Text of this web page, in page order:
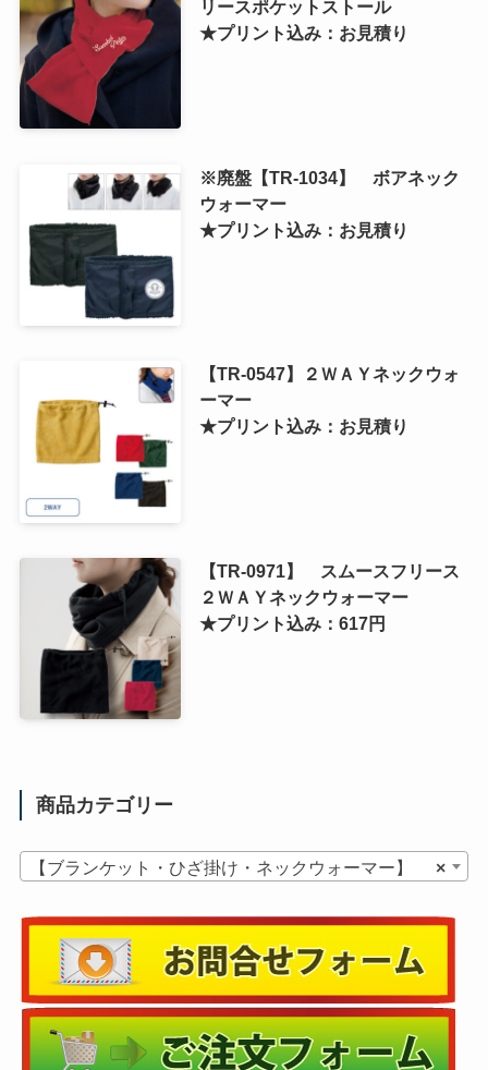
リースポケットストール
★プリント込み：お見積り
※廃盤【TR-1034】 ボアネック
ウォーマー
★プリント込み：お見積り
【TR-0547】２ＷＡＹネックウォ
ーマー
★プリント込み：お見積り
【TR-0971】 スムースフリース
２ＷＡＹネックウォーマー
★プリント込み：617円
商品カテゴリー
×
【ブランケット・ひざ掛け・ネックウォーマー】